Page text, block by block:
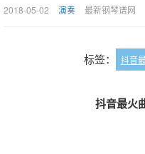
2018-05-02 演奏 最新钢琴谱网
标签： 抖音
抖音最火